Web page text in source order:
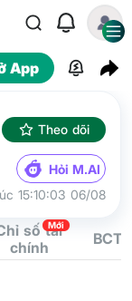
App
Theo dõi
Hỏi M.AI
15:10:03 06/08
số tài
chính
Mới
BCTC